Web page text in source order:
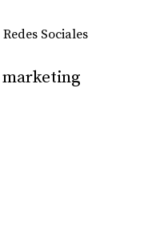
Redes Sociales